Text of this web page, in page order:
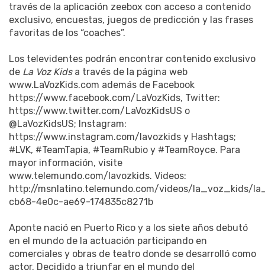
través de la aplicación zeebox con acceso a contenido
exclusivo, encuestas, juegos de predicción y las frases
favoritas de los “coaches”.
Los televidentes podrán encontrar contenido exclusivo
de La Voz Kidsa través de la página web
www.LaVozKids.com además de Facebook
https://www.facebook.com/LaVozKids, Twitter:
https://www.twitter.com/LaVozKidsUS o
@LaVozKidsUS; Instagram:
https://www.instagram.com/lavozkids y Hashtags;
#LVK, #TeamTapia, #TeamRubio y #TeamRoyce. Para
mayor información, visite
www.telemundo.com/lavozkids. Videos:
http://msnlatino.telemundo.com/videos/la_voz_kids/
cb68-4e0c-ae69-174835c8271b
Aponte nació en Puerto Rico y a los siete años debutó
en el mundo de la actuación participando en
comerciales y obras de teatro donde se desarrolló como
actor. Decidido a triunfar en el mundo del